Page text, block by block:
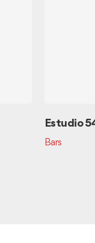
Estudio
Bars